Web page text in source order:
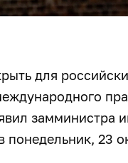
для
замминистра
понедельник, 23